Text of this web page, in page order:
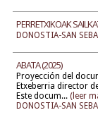
PERRETXIKOAK
DONOSTIA-SAN
ABATA (2025)
Proyección del
Etxeberria director
Este docum... (leer
DONOSTIA-SAN